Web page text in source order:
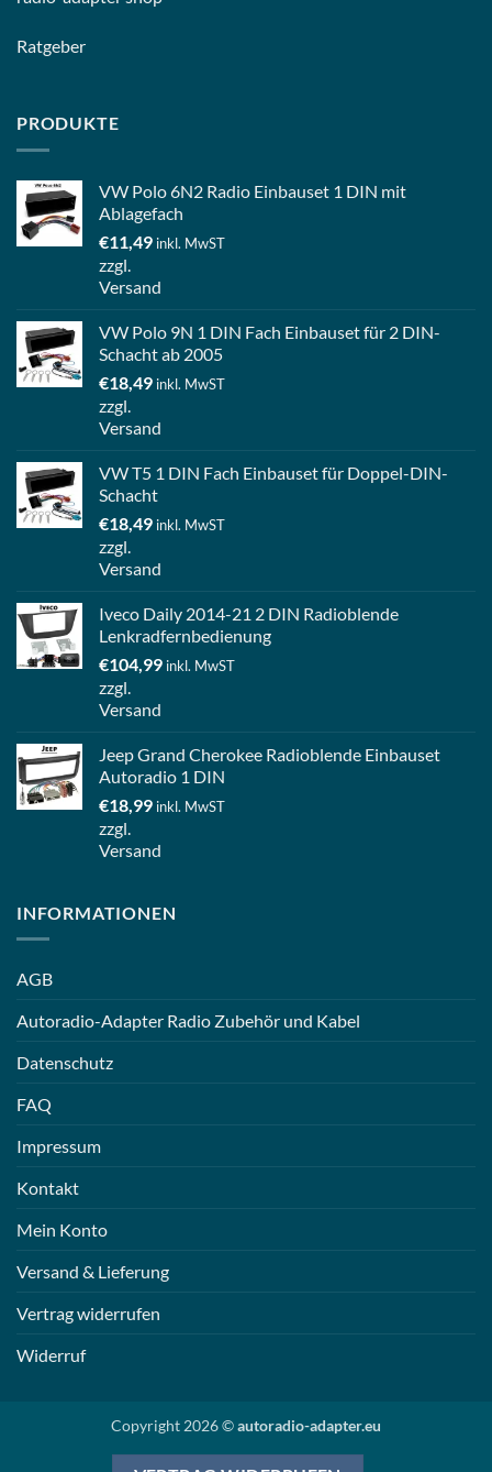
Ratgeber
PRODUKTE
VW Polo 6N2 Radio Einbauset 1 DIN mit
Ablagefach
€11,49 inkl. MwST
zzgl.
Versand
VW Polo 9N 1 DIN Fach Einbauset für 2 DIN-
Schacht ab 2005
€18,49 inkl. MwST
zzgl.
Versand
VW T5 1 DIN Fach Einbauset für Doppel-DIN-
Schacht
€18,49 inkl. MwST
zzgl.
Versand
Iveco Daily 2014-21 2 DIN Radioblende
Lenkradfernbedienung
€104,99 inkl. MwST
zzgl.
Versand
Jeep Grand Cherokee Radioblende Einbauset
Autoradio 1 DIN
€18,99 inkl. MwST
zzgl.
Versand
INFORMATIONEN
AGB
Autoradio-Adapter Radio Zubehör und Kabel
Datenschutz
FAQ
Impressum
Kontakt
Mein Konto
Versand & Lieferung
Vertrag widerrufen
Widerruf
Copyright 2026 ©autoradio-adapter.eu